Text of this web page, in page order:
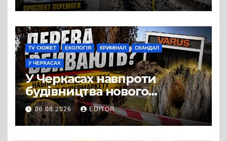
TV СЮЖЕТ ЕКОЛОГІЯ КРИМІНАЛ СКАНДАЛ
У ЧЕРКАСАХ
У Черкасах навпроти
будівництва нового
супермаркету VARUS на
проспекті Перемоги всохли
дерева. І це навряд чи
06.08.2026 EDITOR